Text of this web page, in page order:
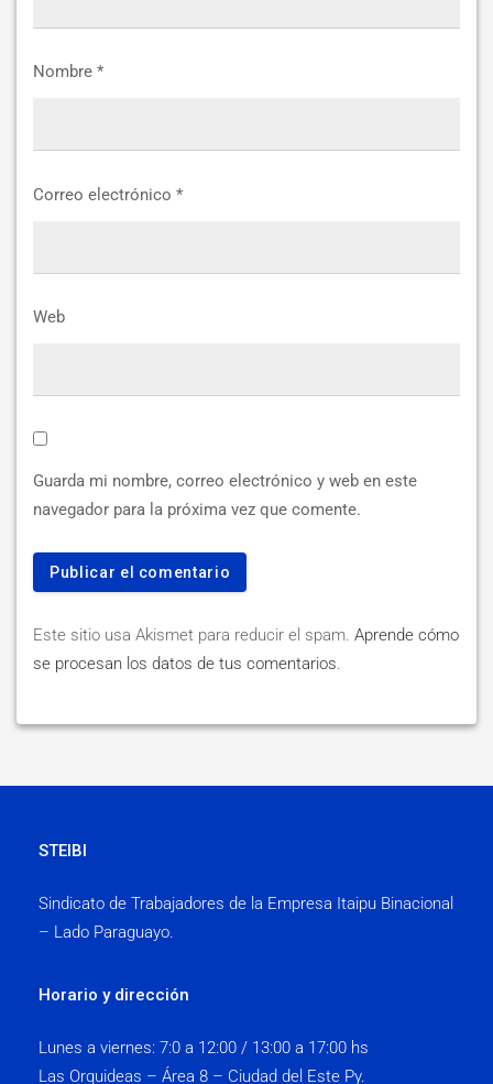
Nombre *
Correo electrónico *
Web
Guarda mi nombre, correo electrónico y web en este
navegador para la próxima vez que comente.
Este sitio usa Akismet para reducir el spam. Aprende cómo
se procesan los datos de tus comentarios.
STEIBI
Sindicato de Trabajadores de la Empresa Itaipu Binacional
– Lado Paraguayo.
Horario y dirección
Lunes a viernes: 7:0 a 12:00 / 13:00 a 17:00 hs
Las Orquideas – Área 8 – Ciudad del Este Py.